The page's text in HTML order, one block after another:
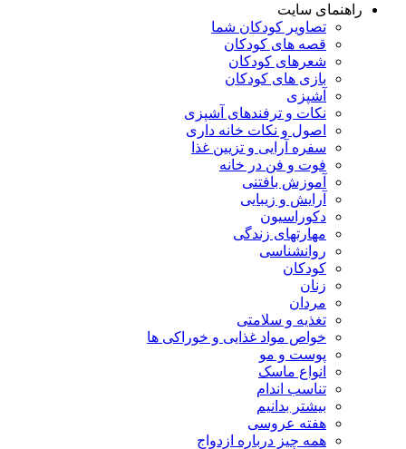
راهنمای سایت
تصاویر کودکان شما
قصه های کودکان
شعرهای کودکان
بازی های کودکان
آشپزی
نکات و ترفندهای آشپزی
اصول و نکات خانه داری
سفره آرایی و تزیین غذا
فوت و فن در خانه
آموزش بافتنی
آرایش و زیبایی
دکوراسیون
مهارتهای زندگی
روانشناسی
کودکان
زنان
مردان
تغذیه و سلامتی
خواص مواد غذایی و خوراکی ها
پوست و مو
انواع ماسک
تناسب اندام
بیشتر بدانیم
هفته عروسی
همه چیز درباره ازدواج